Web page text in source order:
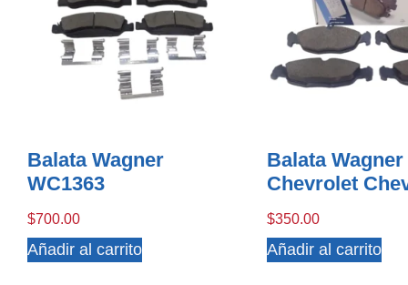
Balata Wagner
WC1363
$700.00
Añadir al carrito
Balata Wagner
Chevrolet
$350.00
Añadir al carrito